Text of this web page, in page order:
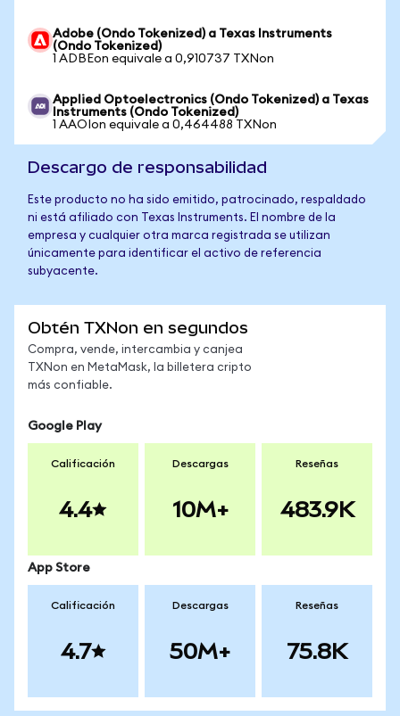
Adobe (Ondo Tokenized) a Texas Instruments
(Ondo Tokenized)
1 ADBEon equivale a 0,910737 TXNon
Applied Optoelectronics (Ondo Tokenized) a Texas
Instruments (Ondo Tokenized)
1 AAOIon equivale a 0,464488 TXNon
Descargo de responsabilidad
Este producto no ha sido emitido, patrocinado, respaldado
ni está afiliado con Texas Instruments. El nombre de la
empresa y cualquier otra marca registrada se utilizan
únicamente para identificar el activo de referencia
subyacente.
Obtén TXNon en segundos
Compra, vende, intercambia y canjea
TXNon en MetaMask, la billetera cripto
más confiable.
Google Play
Calificación
4.4
Descargas
10M+
Reseñas
483.9K
App Store
Calificación
4.7
Descargas
50M+
Reseñas
75.8K